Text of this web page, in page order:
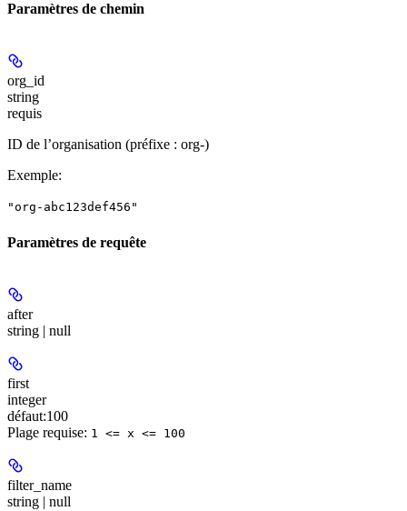
Paramètres de chemin
org_id
string
requis
ID de l’organisation (préfixe : org-)
Exemple:
"org-abc123def456"
Paramètres de requête
after
string | null
first
integer
défaut:100
Plage requise: 1 <= x <= 100
filter_name
string | null